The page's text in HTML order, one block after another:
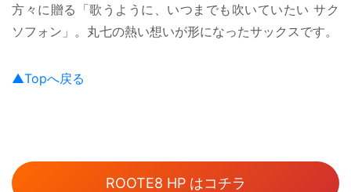
方々に贈る「歌うように、いつまでも吹いていたい サク
ソフォン」。丸七の熱い想いが形になったサックスです。
▲Topへ戻る
ROOTE8 HP はコチラ